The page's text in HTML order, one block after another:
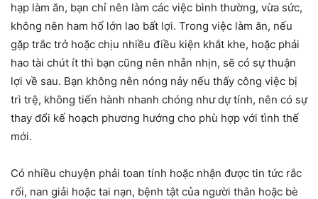
hạp làm ăn, bạn chỉ nên làm các việc bình thường, vừa sức,
không nên ham hố lớn lao bất lợi. Trong việc làm ăn, nếu
gặp trắc trở hoặc chịu nhiều điều kiện khắt khe, hoặc phải
hao tài chút ít thì bạn cũng nên nhẫn nhịn, sẽ có sự thuận
lợi về sau. Bạn không nên nóng nảy nếu thấy công việc bị
trì trệ, không tiến hành nhanh chóng như dự tính, nên có sự
thay đổi kế hoạch phương hướng cho phù hợp với tình thế
mới.
Có nhiều chuyện phải toan tính hoặc nhận được tin tức rắc
rối, nan giải hoặc tai nạn, bệnh tật của người thân hoặc bè